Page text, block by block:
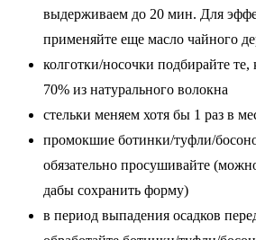
выдерживаем до 20 мин. Для
применяйте еще масло чайного
колготки/носочки подбирайте те,
70% из натурального волокна
стельки меняем хотя бы 1 раз в
промокшие ботинки/туфли/
обязательно просушивайте
дабы сохранить форму)
в период выпадения осадков